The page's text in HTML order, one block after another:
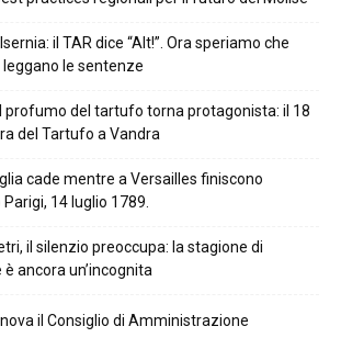
il TAR dice “Alt!”. Ora speriamo che
le sentenze
profumo del tartufo torna protagonista: il 18
del Tartufo a Vandra
cade mentre a Versailles finiscono
14 luglio 1789.
il silenzio preoccupa: la stagione di
ancora un’incognita
il Consiglio di Amministrazione